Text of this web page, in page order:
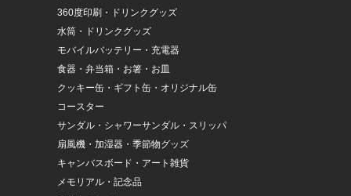
360度印刷・ドリンクグッズ
水筒・ドリンクグッズ
モバイルバッテリー・充電器
食器・弁当箱・お箸・お皿
クッキー缶・ギフト缶・オリジナル缶
コースター
サンダル・シャワーサンダル・スリッパ
扇風機・加湿器・季節物グッズ
キャンバスボード・アート雑貨
メモリアル・記念品